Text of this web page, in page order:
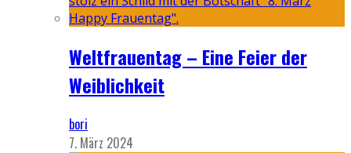
Weltfrauentag – Eine Feier der
Weiblichkeit
bori
7. März 2024